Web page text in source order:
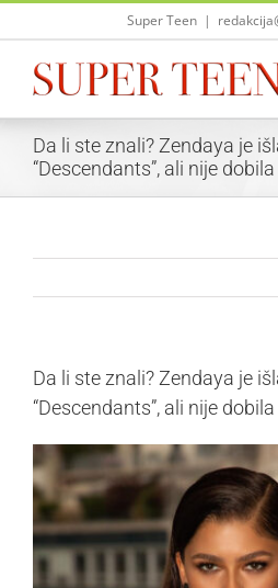
Skip
Super Teen |
Da li ste znali? Zendaya je
“Descendants”, ali nije
Da li ste znali? Zendaya je
“Descendants”, ali nije